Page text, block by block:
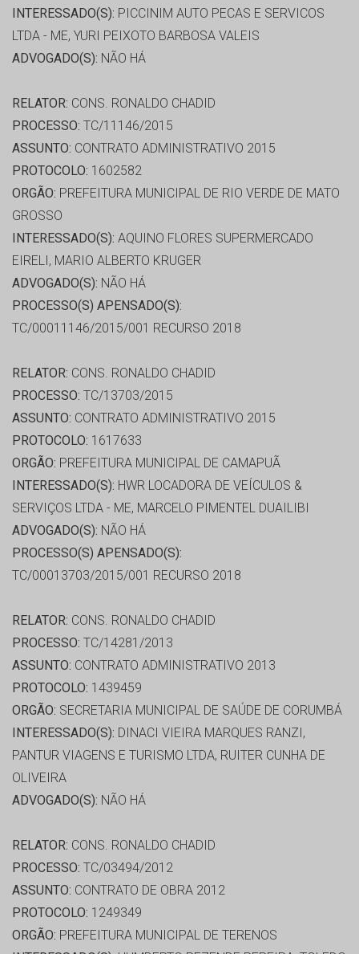
INTERESSADO(S): PICCINIM AUTO PECAS E SERVICOS
LTDA - ME, YURI PEIXOTO BARBOSA VALEIS
ADVOGADO(S): NÃO HÁ
RELATOR: CONS. RONALDO CHADID
PROCESSO: TC/11146/2015
ASSUNTO: CONTRATO ADMINISTRATIVO 2015
PROTOCOLO: 1602582
ORGÃO: PREFEITURA MUNICIPAL DE RIO VERDE DE MATO
GROSSO
INTERESSADO(S): AQUINO FLORES SUPERMERCADO
EIRELI, MARIO ALBERTO KRUGER
ADVOGADO(S): NÃO HÁ
PROCESSO(S) APENSADO(S):
TC/00011146/2015/001 RECURSO 2018
RELATOR: CONS. RONALDO CHADID
PROCESSO: TC/13703/2015
ASSUNTO: CONTRATO ADMINISTRATIVO 2015
PROTOCOLO: 1617633
ORGÃO: PREFEITURA MUNICIPAL DE CAMAPUÃ
INTERESSADO(S): HWR LOCADORA DE VEÍCULOS &
SERVIÇOS LTDA - ME, MARCELO PIMENTEL DUAILIBI
ADVOGADO(S): NÃO HÁ
PROCESSO(S) APENSADO(S):
TC/00013703/2015/001 RECURSO 2018
RELATOR: CONS. RONALDO CHADID
PROCESSO: TC/14281/2013
ASSUNTO: CONTRATO ADMINISTRATIVO 2013
PROTOCOLO: 1439459
ORGÃO: SECRETARIA MUNICIPAL DE SAÚDE DE CORUMBÁ
INTERESSADO(S): DINACI VIEIRA MARQUES RANZI,
PANTUR VIAGENS E TURISMO LTDA, RUITER CUNHA DE
OLIVEIRA
ADVOGADO(S): NÃO HÁ
RELATOR: CONS. RONALDO CHADID
PROCESSO: TC/03494/2012
ASSUNTO: CONTRATO DE OBRA 2012
PROTOCOLO: 1249349
ORGÃO: PREFEITURA MUNICIPAL DE TERENOS